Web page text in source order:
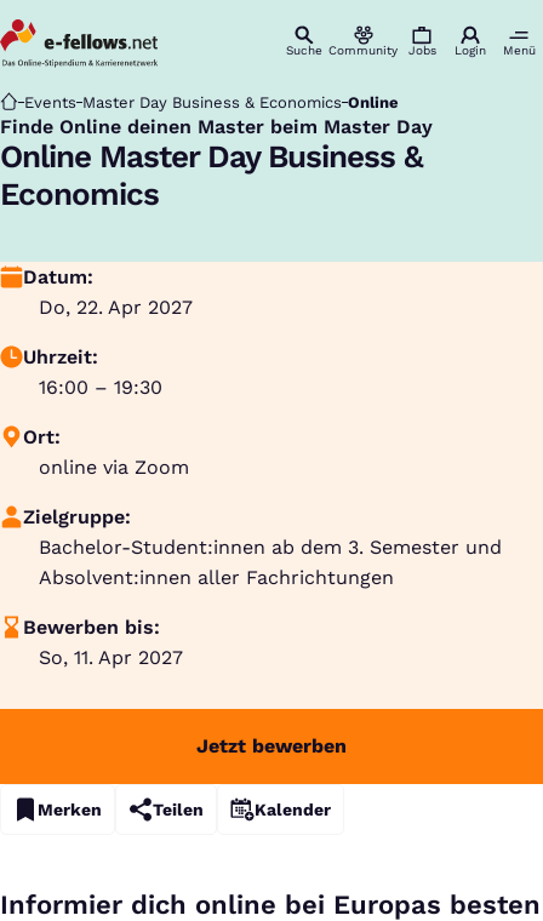
Suche Community Jobs Login Menü
Startseite
Events Master Day Business & Economics Online
Finde Online deinen Master beim Master Day
:
Online Master Day Business &
Economics
Datum:
Do, 22. Apr 2027
Uhrzeit:
16:00 – 19:30
Ort:
online via Zoom
Zielgruppe:
Bachelor-Student:innen ab dem 3. Semester und
Absolvent:innen aller Fachrichtungen
Bewerben bis:
So, 11. Apr 2027
Jetzt bewerben
Merken Teilen Kalender
Informier dich online bei Europas besten